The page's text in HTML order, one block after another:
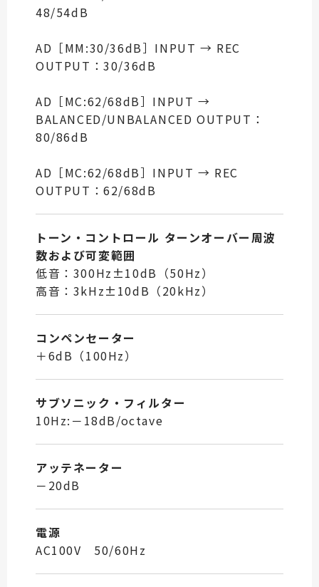
48/54dB
AD［MM:30/36dB］INPUT → REC
OUTPUT：30/36dB
AD［MC:62/68dB］INPUT →
BALANCED/UNBALANCED OUTPUT：
80/86dB
AD［MC:62/68dB］INPUT → REC
OUTPUT：62/68dB
トーン・コントロール ターンオーバー周波
数および可変範囲
低音：300Hz±10dB（50Hz）
高音：3kHz±10dB（20kHz）
コンペンセーター
＋6dB（100Hz）
サブソニック・フィルター
10Hz:－18dB/octave
アッテネーター
－20dB
電源
AC100V 50/60Hz